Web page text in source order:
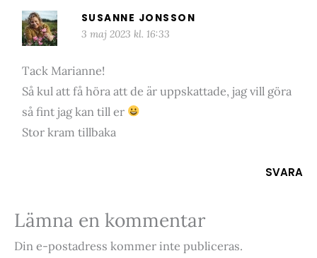
SUSANNE JONSSON
3 maj 2023 kl. 16:33
Tack Marianne!
Så kul att få höra att de är uppskattade, jag vill göra
så fint jag kan till er
Stor kram tillbaka
SVARA
Lämna en kommentar
Din e-postadress kommer inte publiceras.